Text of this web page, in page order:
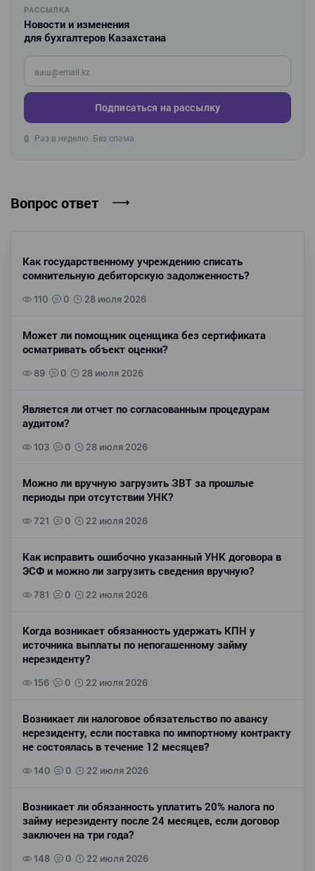
РАССЫЛКА
Новости и изменения
для бухгалтеров Казахстана
Введите ваш e-mail
Подписаться на рассылку
🔒 Раз в неделю. Без спама.
Вопрос ответ
Как государственному учреждению списать
сомнительную дебиторскую задолженность?
110 0 28 июля 2026
Может ли помощник оценщика без сертификата
осматривать объект оценки?
89 0 28 июля 2026
Является ли отчет по согласованным процедурам
аудитом?
103 0 28 июля 2026
Можно ли вручную загрузить ЗВТ за прошлые
периоды при отсутствии УНК?
721 0 22 июля 2026
Как исправить ошибочно указанный УНК договора в
ЭСФ и можно ли загрузить сведения вручную?
781 0 22 июля 2026
Когда возникает обязанность удержать КПН у
источника выплаты по непогашенному займу
нерезиденту?
156 0 22 июля 2026
Возникает ли налоговое обязательство по авансу
нерезиденту, если поставка по импортному контракту
не состоялась в течение 12 месяцев?
140 0 22 июля 2026
Возникает ли обязанность уплатить 20% налога по
займу нерезиденту после 24 месяцев, если договор
заключен на три года?
148 0 22 июля 2026